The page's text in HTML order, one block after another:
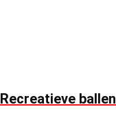
Recreatieve ballen